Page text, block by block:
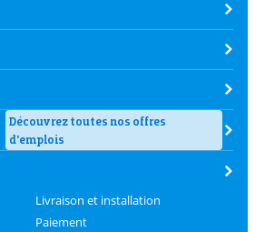
Découvrez toutes nos offres
d'emplois
Livraison et installation
Paiement